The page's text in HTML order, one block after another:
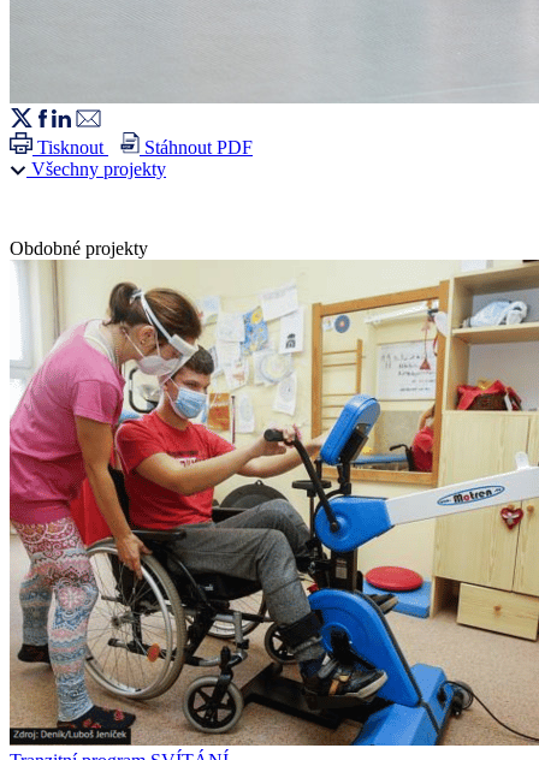
Tisknout
Stáhnout PDF
Všechny projekty
Obdobné projekty